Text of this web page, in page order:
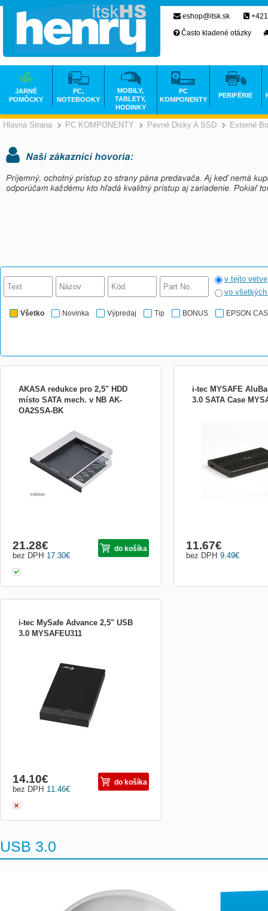
Hlavná Strana >
PC KOMPONENTY >
Pevné Disky A SSD Externé
v tejto vetve
vo
Všetko Novinka Výpredaj Tip BONUS EPSON
AKASA redukce pro 2,5" HDD
místo SATA mech. v NB AK-
OA2SSA-BK
ODD do notebooku. Je kompatibilné s
9.5mm a 12.5mm vysokými HDD.
Špecifikácie: - určenie: 2.5” SATA HDD
&amp; SSD - interné rozhranie: Serial ATA -
materiál: hliník a plast - rozmery: 130 x...
17.30€
bez DPH
21.28€ do košíka
i-tec MYSAFE
3.0 SATA Case
snadný přenos dat (až 5
Samozřejmostí je zpětná
USB 2.0. Pevná
9.49€
bez DPH
11.67€
i-tec MySafe Advance 2,5" USB
3.0 MYSAFEU311
2,5&quot; SATA I, II, III pevné disky a SSD
s výškou až 9,5 mm. Výborný odvod tepla
díky hliníkové konstrukci. Připojení přes
USB 3.0 nabízí rychlý a snadný přenos
dat (až 5 Gbps). S...
11.46€
bez DPH
14.10€ do košíka
USB 3.0
eshop@itsk.sk
Často kladené otázky
JARNÉ
POMÔCKY
PC,
NOTEBOOKY
MOBILY,
TABLETY,
HODINKY
PC
KOMPONENTY
PERIFÉRIE